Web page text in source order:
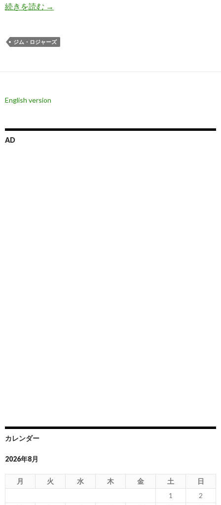
続きを読む ジム・ロジャーズ氏: ロシア市場くらいしか買え
→
ジム・ロジャーズ
English version
AD
カレンダー
2026年8月
月 火 水 木 金 土
日
1
2